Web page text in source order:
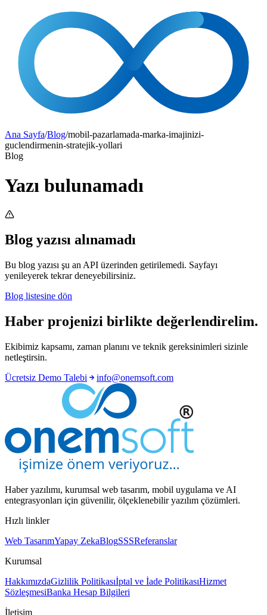
Ana Sayfa/Blog/mobil-pazarlamada-marka-imajinizi-
guclendirmenin-stratejik-yollari
Blog
Yazı bulunamadı
Blog yazısı alınamadı
Bu blog yazısı şu an API üzerinden getirilemedi. Sayfayı
yenileyerek tekrar deneyebilirsiniz.
Blog listesine dön
Haber projenizi birlikte değerlendirelim.
Ekibimiz kapsamı, zaman planını ve teknik gereksinimleri sizinle
netleştirsin.
Ücretsiz Demo Talebi
info@onemsoft.com
Haber yazılımı, kurumsal web tasarım, mobil uygulama ve AI
entegrasyonları için güvenilir, ölçeklenebilir yazılım çözümleri.
Hızlı linkler
Web TasarımYapay ZekaBlogSSSReferanslar
Kurumsal
HakkımızdaGizlilik Politikasıİptal ve İade PolitikasıHizmet
SözleşmesiBanka Hesap Bilgileri
İletişim